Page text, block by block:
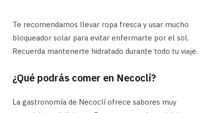
Te recomendamos llevar ropa fresca y usar mucho
bloqueador solar para evitar enfermarte por el sol.
Recuerda mantenerte hidratado durante todo tu viaje.
¿Qué podrás comer en Necoclí?
La gastronomía de Necoclí ofrece sabores muy